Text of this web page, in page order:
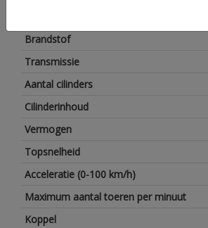
Brandstof
Transmissie
Aantal cilinders
Cilinderinhoud
Vermogen
Topsnelheid
Acceleratie (0-100 km/h)
Maximum aantal toeren per minuut
Koppel